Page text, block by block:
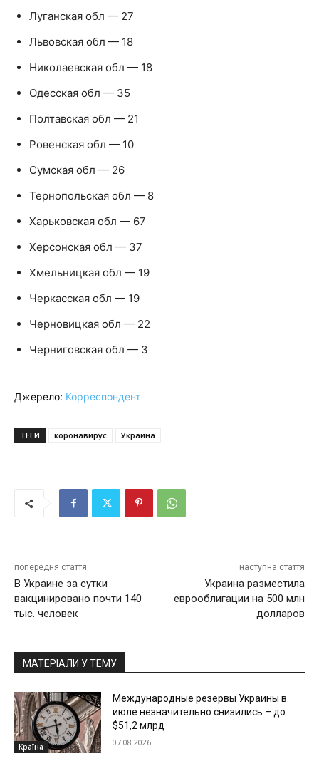
Луганская обл — 27
Львовская обл — 18
Николаевская обл — 18
Одесская обл — 35
Полтавская обл — 21
Ровенская обл — 10
Сумская обл — 26
Тернопольская обл — 8
Харьковская обл — 67
Херсонская обл — 37
Хмельницкая обл — 19
Черкасская обл — 19
Черновицкая обл — 22
Черниговская обл — 3
Джерело: Корреспондент
ТЕГИ коронавирус Украина
попередня стаття
В Украине за сутки
вакцинировано почти 140
тыс. человек
наступна стаття
Украина разместила
еврооблигации на 500 млн
долларов
МАТЕРІАЛИ У ТЕМУ
Країна
Международные резервы Украины в
июле незначительно снизились – до
$51,2 млрд
07.08.2026